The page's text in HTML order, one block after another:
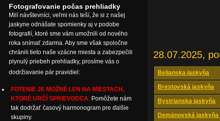
28.07.2025,
Belianska jaskyňa
Brestovská jaskyňa
Bystrianska jaskyňa
Demänovská
Fotografovanie počas prehliadky
Milí návštevníci, veľmi nás teší, že si z našej
jaskyne odnášate spomienky aj v podobe
fotografií, ktoré sme vám umožnili od nového
roka snímať zdarma. Aby sme však spoločne
chránili tieto naše vzácne miesta a zabezpečili
plynulý priebeh prehliadky, prosíme vás o
dodržiavanie pár pravidiel:
FOTENIE JE MOŽNÉ LEN NA MIESTACH,
KTORÉ URČÍ SPRIEVODCA. Pomôžete nám
tak dodržať časový harmonogram pre ďalšie
skupiny.